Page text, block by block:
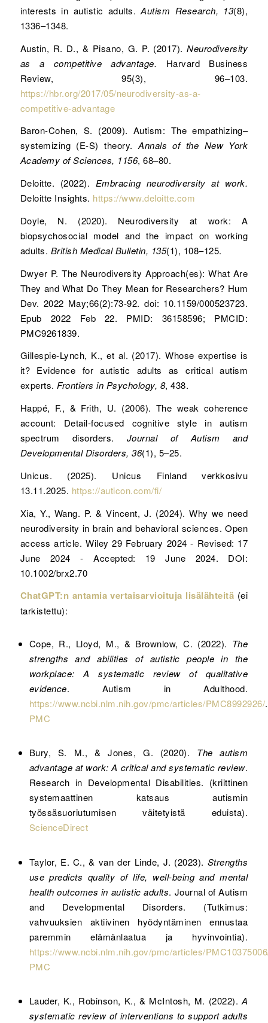
interests in autistic adults.Autism Research, 13(8),
1336–1348.
Austin, R. D., & Pisano, G. P. (2017).Neurodiversity
as a competitive advantage. Harvard Business
Review, 95(3), 96–103.
https://hbr.org/2017/05/neurodiversity-as-a-
competitive-advantage
Baron-Cohen, S. (2009). Autism: The empathizing–
systemizing (E-S) theory.Annals of the New York
Academy of Sciences, 1156, 68–80.
Deloitte. (2022). Embracing neurodiversity at work.
Deloitte Insights. https://www.deloitte.com
Doyle, N. (2020). Neurodiversity at work: A
biopsychosocial model and the impact on working
adults. British Medical Bulletin, 135(1), 108–125.
Dwyer P. The Neurodiversity Approach(es): What Are
They and What Do They Mean for Researchers? Hum
Dev. 2022 May;66(2):73-92. doi: 10.1159/000523723.
Epub 2022 Feb 22. PMID: 36158596; PMCID:
PMC9261839.
Gillespie-Lynch, K., et al. (2017). Whose expertise is
it? Evidence for autistic adults as critical autism
experts.Frontiers in Psychology, 8, 438.
Happé, F., & Frith, U. (2006). The weak coherence
account: Detail-focused cognitive style in autism
spectrum disorders. Journal of Autism and
Developmental Disorders, 36(1), 5–25.
Unicus. (2025). Unicus Finland verkkosivu
13.11.2025. https://auticon.com/fi/
Xia, Y., Wang. P. & Vincent, J. (2024). Why we need
neurodiversity in brain and behavioral sciences. Open
access article. Wiley 29 February 2024 - Revised: 17
June 2024 - Accepted: 19 June 2024. DOI:
10.1002/brx2.70
ChatGPT:n antamia vertaisarvioituja lisälähteitä (ei
tarkistettu):
Cope, R., Lloyd, M., & Brownlow, C. (2022). The
strengths and abilities of autistic people in the
workplace: A systematic review of qualitative
evidence. Autism in Adulthood.
https://www.ncbi.nlm.nih.gov/pmc/articles/PMC8992926/.
PMC
Bury, S. M., & Jones, G. (2020). The autism
advantage at work: A critical and systematic review.
Research in Developmental Disabilities. (kriittinen
systemaattinen katsaus autismin
työssäsuoriutumisen väitetyistä eduista).
ScienceDirect
Taylor, E. C., & van der Linde, J. (2023). Strengths
use predicts quality of life, well-being and mental
health outcomes in autistic adults. Journal of Autism
and Developmental Disorders. (Tutkimus:
vahvuuksien aktiivinen hyödyntäminen ennustaa
paremmin elämänlaatua ja hyvinvointia).
https://www.ncbi.nlm.nih.gov/pmc/articles/
PMC
Lauder, K., Robinson, K., & McIntosh, M. (2022).A
systematic review of interventions to support adults